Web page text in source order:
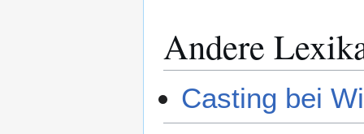
Andere
Casting bei